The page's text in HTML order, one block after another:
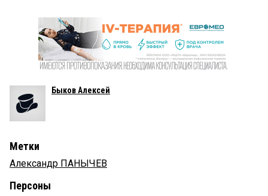
Быков Алексей
Метки
Александр ПАНЫЧЕВ
Персоны